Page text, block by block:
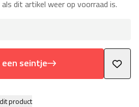
dit artikel weer op voorraad is.
een seintje
product